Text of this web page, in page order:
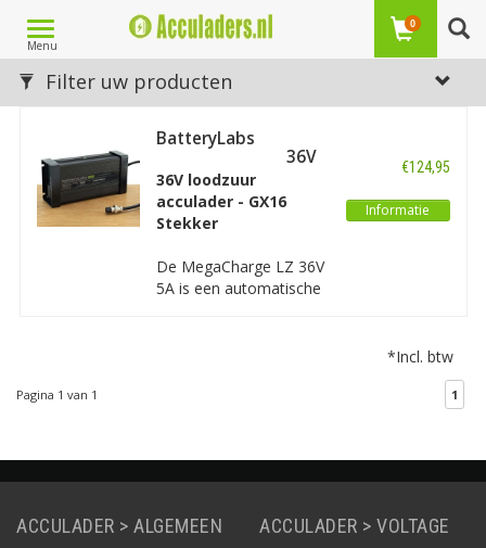
Toggle
navigation
Menu
0
Filter uw producten
Laagste prijs
BatteryLabs
MegaCharge LZ 36V
5A - GX16 stekker
36V loodzuur
acculader - GX16
Stekker
De MegaCharge LZ 36V
5A is een automatische
€124,95
Informatie
*Incl. btw
Pagina 1 van 1 1
ACCULADER > ALGEMEEN ACCULADER > VOLTAGE